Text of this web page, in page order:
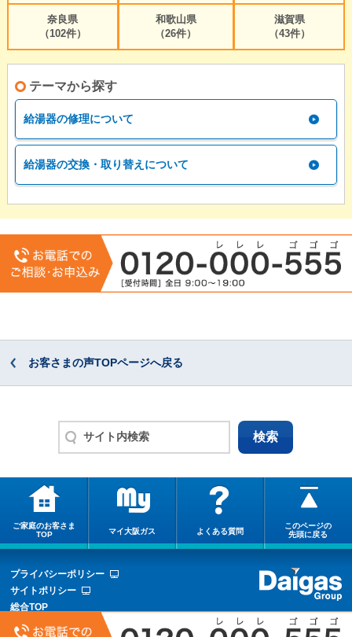
奈良県
（102件）
和歌山県
（26件）
滋賀県
（43件）
テーマから探す
給湯器の修理について
給湯器の交換・取り替えについて
お客さまの声TOPページへ戻る
ご家庭のお客さま
TOP
マイ大阪ガス よくある質問
このページの
先頭に戻る
プライバシーポリシー
サイトポリシー
総合TOP
サイトマップ